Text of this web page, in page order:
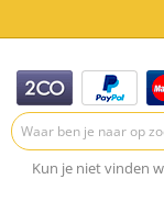
Kun je niet vinden